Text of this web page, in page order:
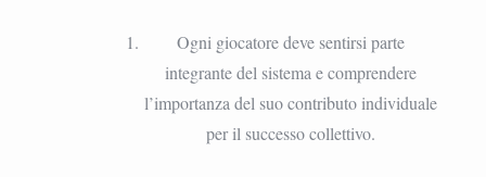
Ogni giocatore deve sentirsi parte
integrante del sistema e comprendere
l’importanza del suo contributo individuale
per il successo collettivo.